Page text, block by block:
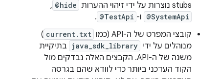
stubs נוצרות על ידי זיהוי ההערות
@hide
,‏
@SystemApi ו- @TestApi
.
קובצי המפרט של ה-API (כמו
current.txt
)
מנוהלים על ידי java_sdk_library בתיקיית
משנה של ה-API. הקבצים האלה נבדקים מול
הקוד העדכני ביותר כדי לוודא שהם בגרסה